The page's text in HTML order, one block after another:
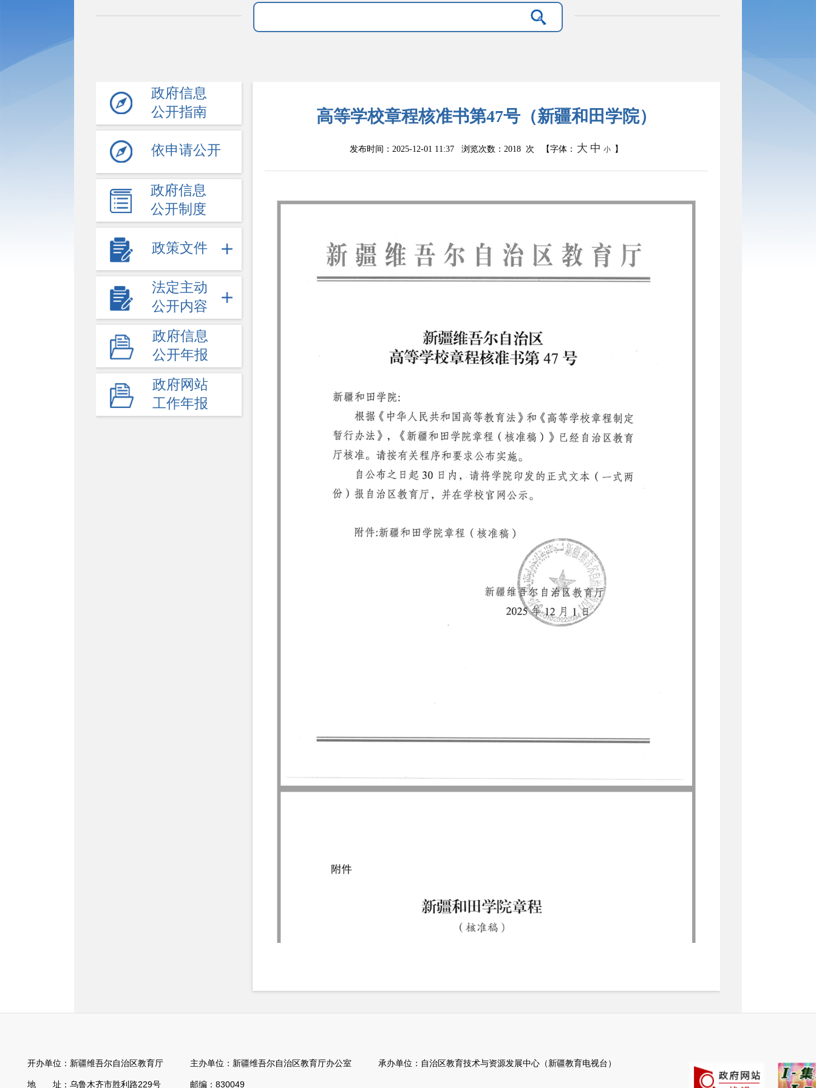
政府信息
公开指南
依申请公开
政府信息
公开制度
政策文件
法定主动
公开内容
政府信息
公开年报
政府网站
工作年报
高等学校章程核准书第47号（新疆和田学院）
发布时间：2025-12-01 11:37 浏览次数： 2018 次 【字体： 大 中 小 】
开办单位：新疆维吾尔自治区教育厅 主办单位：新疆维吾尔自治区教育厅办公室 承办单位：自治区教育技术与资源发展中心（新疆教育电视台）
地 址：乌鲁木齐市胜利路229号 邮编：830049